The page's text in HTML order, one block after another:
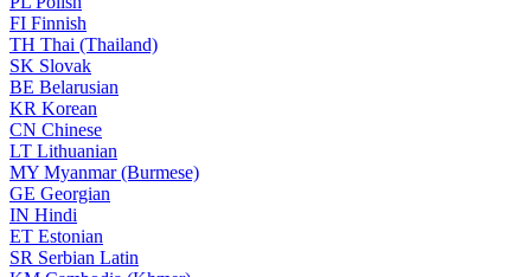
FI Finnish
TH Thai (Thailand)
SK Slovak
BE Belarusian
KR Korean
CN Chinese
LT Lithuanian
MY Myanmar (Burmese)
GE Georgian
IN Hindi
ET Estonian
SR Serbian Latin